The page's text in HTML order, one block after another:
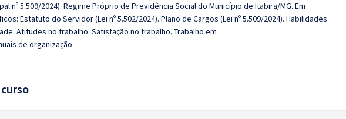
nº 5.509/2024). Regime Próprio de Previdência Social do Município de Itabira/MG. Em
Estatuto do Servidor (Lei nº 5.502/2024). Plano de Cargos (Lei nº 5.509/2024). Habilidades
Atitudes no trabalho. Satisfação no trabalho. Trabalho em
de organização.